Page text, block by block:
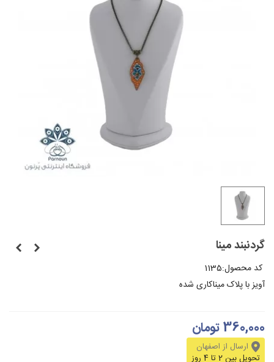
گردنبند مینا
کد محصول:1135
آویز با پلاک میناکاری شده
360,000 تومان
ارسال از اصفهان
تحویل بین 2 تا 4 روز